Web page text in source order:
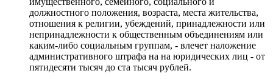
должностного положения, возраста, места жительства,
отношения к религии, убеждений, принадлежности или
непринадлежности к общественным объединениям или
каким-либо социальным группам, - влечет наложение
административного штрафа на на юридических лиц - от
пятидесяти тысяч до ста тысяч рублей.